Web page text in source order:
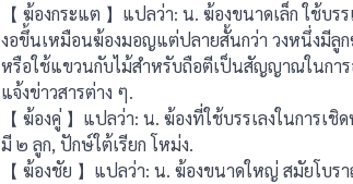
【 ฆ้องกระแต 】แปลว่า: น. ฆ้องขนาดเล็ก ใช้บ
งอขึ้นเหมือนฆ้องมอญแต่ปลายสั้นกว่า วงหนึ่งมีลู
หรือใช้แขวนกับไม้สำหรับถือตีเป็นสัญญาณในการ
แจ้งข่าวสารต่าง ๆ.
【 ฆ้องคู่ 】แปลว่า: น. ฆ้องที่ใช้บรรเลงในการเ
มี ๒ ลูก, ปักษ์ใต้เรียก โหม่ง.
【 ฆ้องชัย 】แปลว่า: น. ฆ้องขนาดใหญ่ สมัยโ